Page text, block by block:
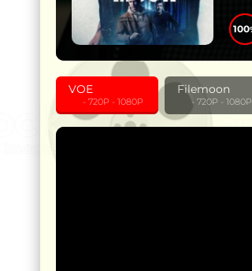
100
VOE
‎ ‎ ‎ ‎ ‎ ‎ - 720P - 1080P
Filemoon
‎ ‎ ‎ ‎ ‎ ‎ - 720P - 1080P